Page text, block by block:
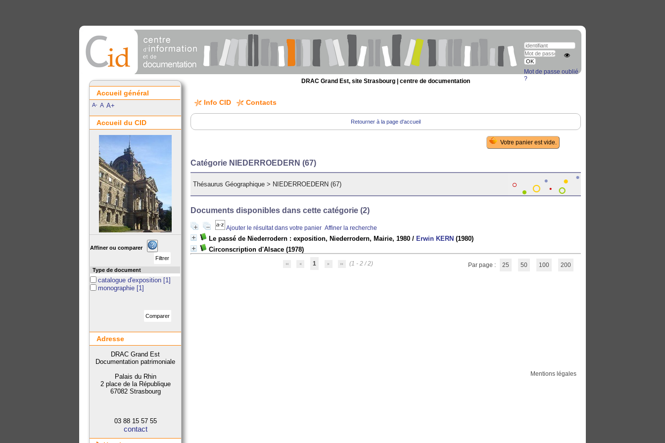
DRAC Grand Est, site Strasbourg | centre de documentation
Info CID Contacts
Retourner à la page d'accueil
Catégorie NIEDERROEDERN (67)
Thésaurus Géographique > NIEDERROEDERN (67)
Documents disponibles dans cette catégorie (2)
Ajouter le résultat dans votre panier Affiner la recherche
Le passé de Niederrodern : exposition, Niederrodern, Mairie, 1980 / Erwin KERN (1980)
Circonscription d'Alsace (1978)
1 (1 - 2 / 2) Par page : 25 50 100 200
Mentions légales
Accueil général
A- A A+
Accueil du CID
Mot de passe oublié
?
Affiner ou comparer
Type de document
catalogue d'exposition [1]
monographie [1]
Adresse
DRAC Grand Est
Documentation patrimoniale
Palais du Rhin
2 place de la République
67082 Strasbourg
03 88 15 57 55
contact